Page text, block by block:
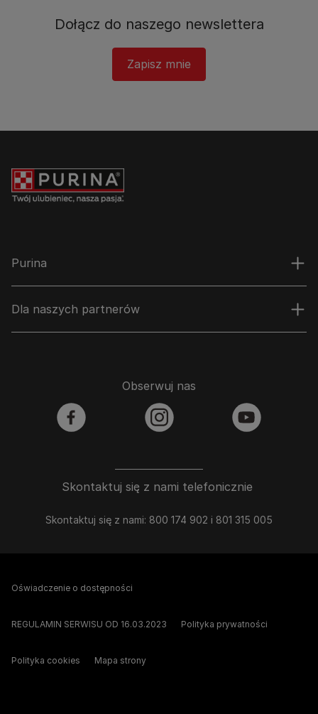
Dołącz do naszego newslettera
Zapisz mnie
Purina
Dla naszych partnerów
Skontaktuj się z nami telefonicznie
Skontaktuj się z nami: 800 174 902 i 801 315 005
Obserwuj nas
facebook instagram youtube
Oświadczenie o dostępności
REGULAMIN SERWISU OD 16.03.2023 Polityka prywatności
Polityka cookies Mapa strony